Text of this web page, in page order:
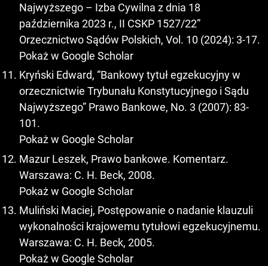
Najwyższego – Izba Cywilna z dnia 18
października 2023 r., II CSKP 1527/22”
Orzecznictwo Sądów Polskich, Vol. 10 (2024): 3-17.
Pokaż w Google Scholar
Kryński Edward, “Bankowy tytuł egzekucyjny w
orzecznictwie Trybunału Konstytucyjnego i Sądu
Najwyższego” Prawo Bankowe, No. 3 (2007): 83-
101.
Pokaż w Google Scholar
Mazur Leszek, Prawo bankowe. Komentarz.
Warszawa: C. H. Beck, 2008.
Pokaż w Google Scholar
Muliński Maciej, Postępowanie o nadanie klauzuli
wykonalności krajowemu tytułowi egzekucyjnemu.
Warszawa: C. H. Beck, 2005.
Pokaż w Google Scholar